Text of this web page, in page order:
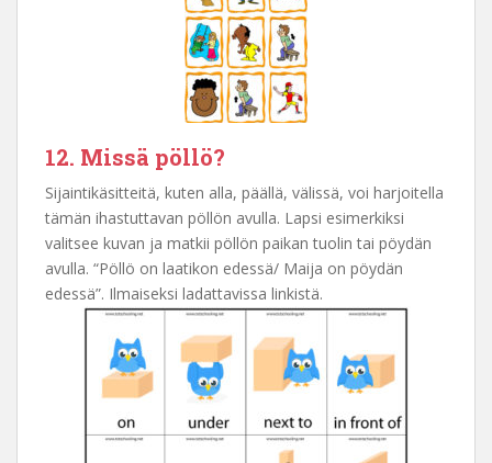
12. Missä pöllö?
Sijaintikäsitteitä, kuten alla, päällä, välissä, voi harjoitella
tämän ihastuttavan pöllön avulla. Lapsi esimerkiksi
valitsee kuvan ja matkii pöllön paikan tuolin tai pöydän
avulla. “Pöllö on laatikon edessä/ Maija on pöydän
edessä”. Ilmaiseksi ladattavissa linkistä.